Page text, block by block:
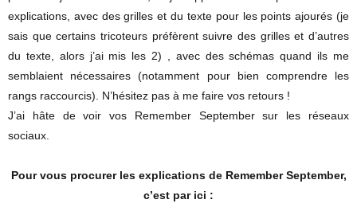
explications, avec des grilles et du texte pour les points ajourés (je
sais que certains tricoteurs préfèrent suivre des grilles et d’autres
du texte, alors j’ai mis les 2) , avec des schémas quand ils me
semblaient nécessaires (notamment pour bien comprendre les
rangs raccourcis). N’hésitez pas à me faire vos retours !
J’ai hâte de voir vos Remember September sur les réseaux
sociaux.
Pour vous procurer les explications de Remember September,
c’est par ici :